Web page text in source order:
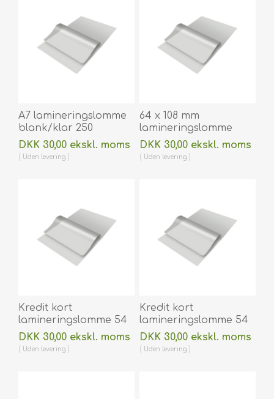
A7 lamineringslomme
blank/klar 250
micron/my 74 x 105
mm til varmlaminering
100 stk. 60270024
DKK 30,00 ekskl. moms
Uden levering
64 x 108 mm
lamineringslomme
blank/klar 175
micron/my til
varmlaminering 100
DKK 30,00 ekskl. moms
Uden levering
Kredit kort
lamineringslomme 54
x 86 mm blank/klar
125 micron/my til
varmlaminering 100
DKK 30,00 ekskl. moms
Uden levering
Kredit kort
lamineringslomme 54
x 86 mm blank/klar
175 micron/my til
varmlaminering 100
DKK 30,00 ekskl. moms
Uden levering